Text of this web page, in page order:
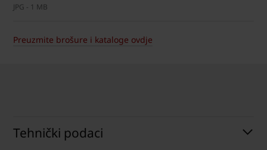
JPG - 1 MB
Preuzmite brošure i kataloge ovdje
Tehnički podaci